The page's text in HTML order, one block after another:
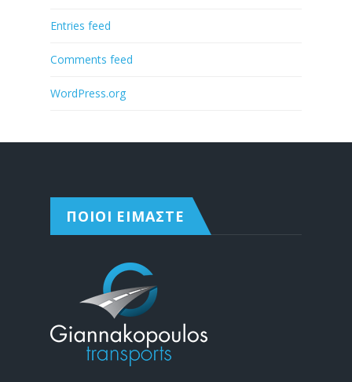
Entries feed
Comments feed
WordPress.org
ΠΟΙΟΙ ΕΙΜΑΣΤΕ